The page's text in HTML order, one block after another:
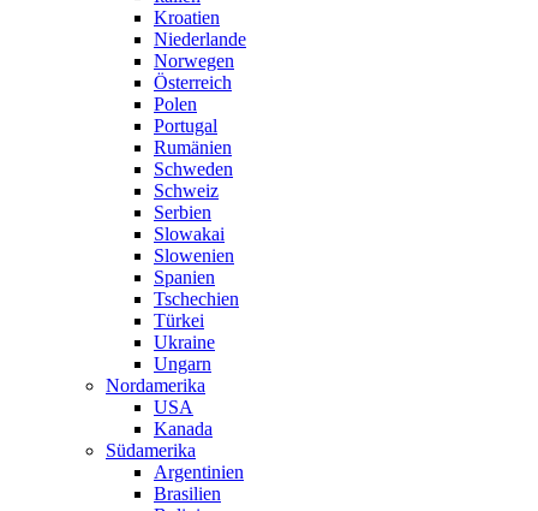
Kroatien
Niederlande
Norwegen
Österreich
Polen
Portugal
Rumänien
Schweden
Schweiz
Serbien
Slowakai
Slowenien
Spanien
Tschechien
Türkei
Ukraine
Ungarn
Nordamerika
USA
Kanada
Südamerika
Argentinien
Brasilien